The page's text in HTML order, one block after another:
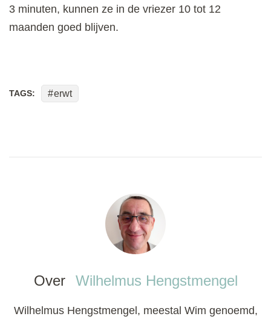
3 minuten, kunnen ze in de vriezer 10 tot 12
maanden goed blijven.
TAGS: erwt
Over Wilhelmus Hengstmengel
Wilhelmus Hengstmengel, meestal Wim genoemd,